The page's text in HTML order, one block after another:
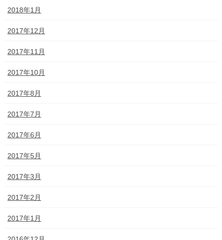
2018年1月
2017年12月
2017年11月
2017年10月
2017年8月
2017年7月
2017年6月
2017年5月
2017年3月
2017年2月
2017年1月